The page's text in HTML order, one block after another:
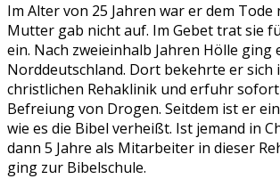
Im Alter von 25 Jahren war er dem Tode
Mutter gab nicht auf. Im Gebet trat sie
ein. Nach zweieinhalb Jahren Hölle ging
Norddeutschland. Dort bekehrte er sich
christlichen Rehaklinik und erfuhr
Befreiung von Drogen. Seitdem ist er
wie es die Bibel verheißt. Ist jemand in
dann 5 Jahre als Mitarbeiter in dieser
ging zur Bibelschule.